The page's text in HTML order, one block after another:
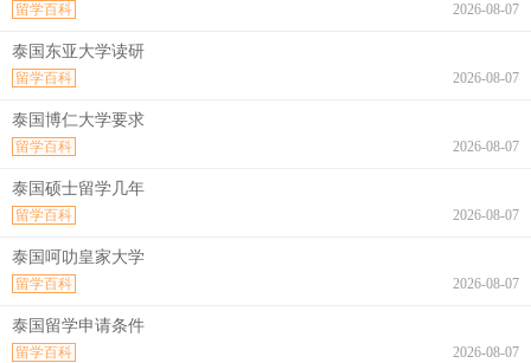
2026-08-07
留学百科
泰国东亚大学读研
2026-08-07
留学百科
泰国博仁大学要求
2026-08-07
留学百科
泰国硕士留学几年
2026-08-07
留学百科
泰国呵叻皇家大学
2026-08-07
留学百科
泰国留学申请条件
2026-08-07
留学百科